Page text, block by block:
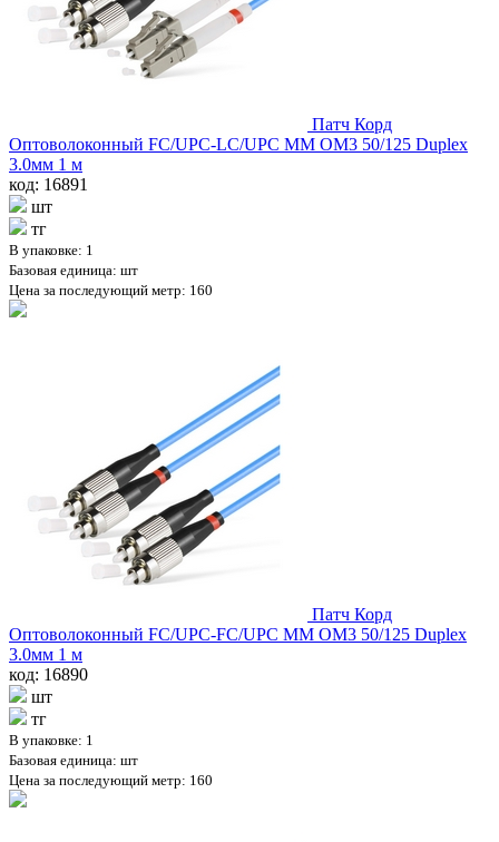
Патч Корд
Оптоволоконный FC/UPC-LC/UPC MM OM3 50/125 Duplex
3.0мм 1 м
код: 16891
шт
тг
В упаковке: 1
Базовая единица: шт
Цена за последующий метр: 160
Патч Корд
Оптоволоконный FC/UPC-FC/UPC MM OM3 50/125 Duplex
3.0мм 1 м
код: 16890
шт
тг
В упаковке: 1
Базовая единица: шт
Цена за последующий метр: 160